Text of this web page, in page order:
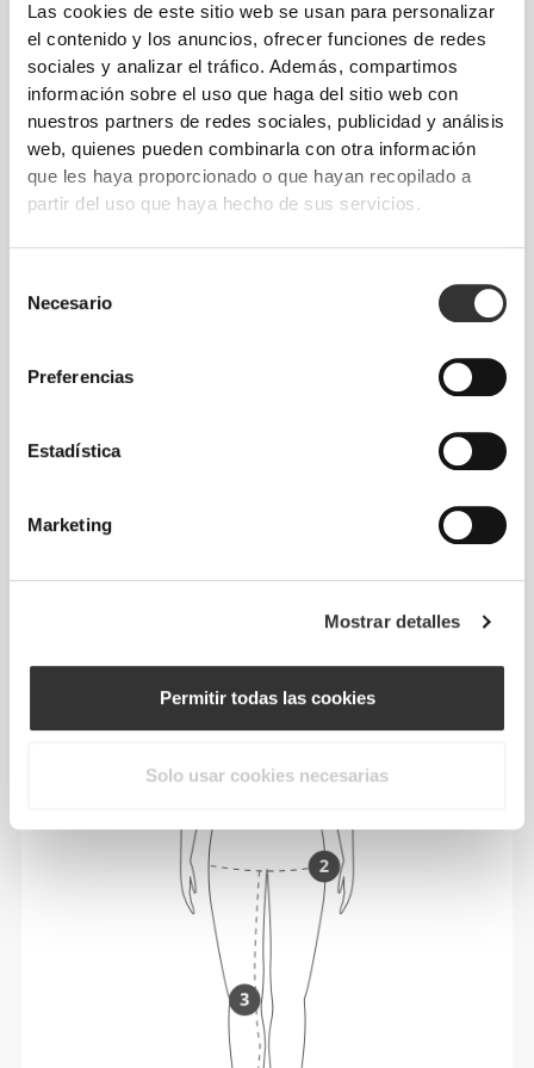
Las cookies de este sitio web se usan para personalizar
el contenido y los anuncios, ofrecer funciones de redes
sociales y analizar el tráfico. Además, compartimos
información sobre el uso que haga del sitio web con
nuestros partners de redes sociales, publicidad y análisis
web, quienes pueden combinarla con otra información
que les haya proporcionado o que hayan recopilado a
partir del uso que haya hecho de sus servicios.
Necesario
Preferencias
Estadística
Marketing
Mostrar detalles
Permitir todas las cookies
Solo usar cookies necesarias
S
64 - 72
25"
- 28" 3/8
90 - 98
35"
- 38"
77.5
30"
72 - 80
28"3/8 - 31"1/2
98 - 106
38"5/8- 41"3/4
78
30"3/4
L
80 - 88
31"
- 34" 5/8
106 - 116
41"
78.5
88 - 96
116 - 126
79
cuál elegir?
ceñido. Nuestros productos están diseñados